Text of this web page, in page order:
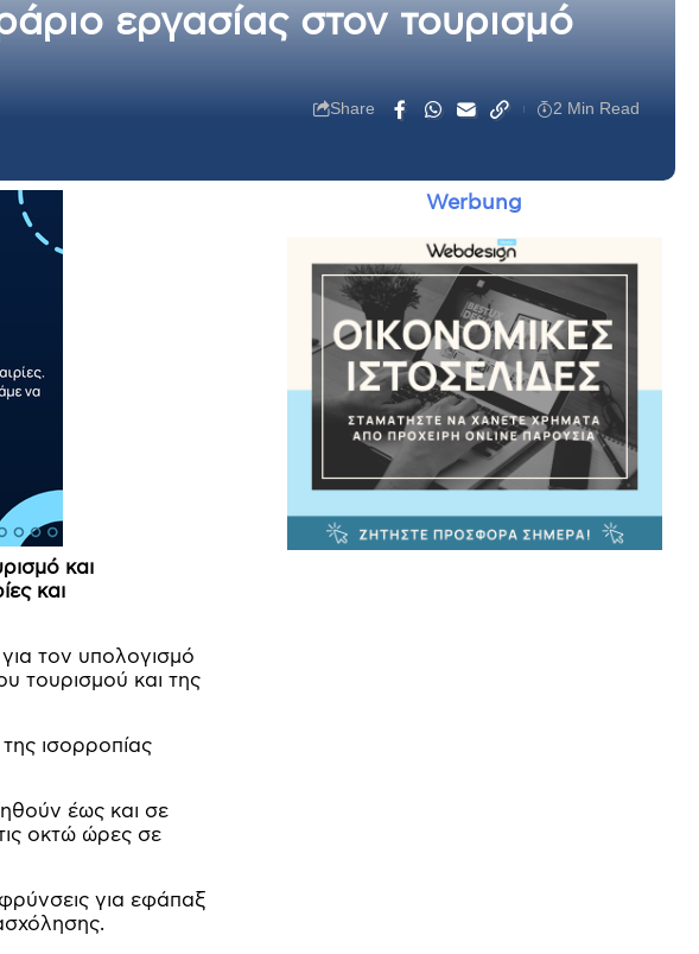
εργασίας στον τουρισμό
Share 2 Min Read
και
και
τον υπολογισμό
τουρισμού και της
ισορροπίας
έως και σε
οκτώ ώρες σε
για εφάπαξ
Werbung